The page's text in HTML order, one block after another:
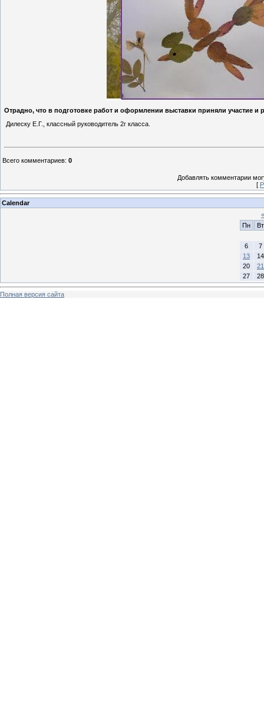
Отрадно, что в подготовке работ и оформлении выставки приняли участие и
Дилеску Е.Г., классный руководитель 2г класса.
Всего комментариев: 0
Добавлять комментарии
[
Calendar
«
Пн
Вт
6
7
13
14
20
21
27
28
Полная версия сайта